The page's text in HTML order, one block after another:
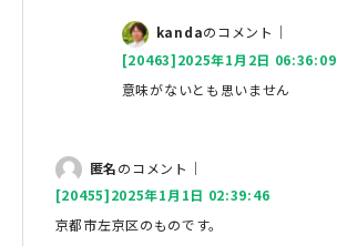
kandaのコメント｜
[20463]2025年1月2日 06:36:09
意味がないとも思いません
匿名のコメント｜
[20455]2025年1月1日 02:39:46
京都市左京区のものです。